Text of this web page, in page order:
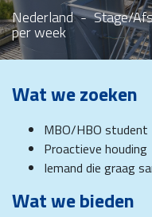
Nederland -Stage/
per week
Wat we zoeken
MBO/HBO student
Proactieve houding
Iemand die graag
Wat we bieden